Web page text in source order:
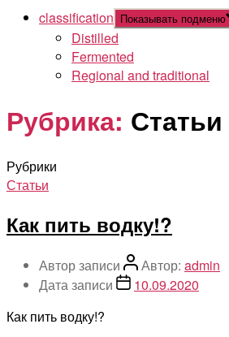
classification Показывать подменю
Distilled
Fermented
Regional and traditional
Рубрика: Статьи
Рубрики
Статьи
Как пить водку!?
Автор записи Автор: admin
Дата записи
10.09.2020
Как пить водку!?